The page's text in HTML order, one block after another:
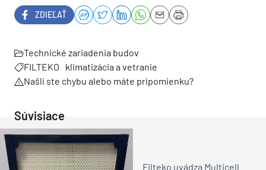
ZDIEĽAŤ
Technické zariadenia budov
FILTEKO
klimatizácia a vetranie
Našli ste chybu alebo máte pripomienku?
Súvisiace
Filteko uvádza Multicell